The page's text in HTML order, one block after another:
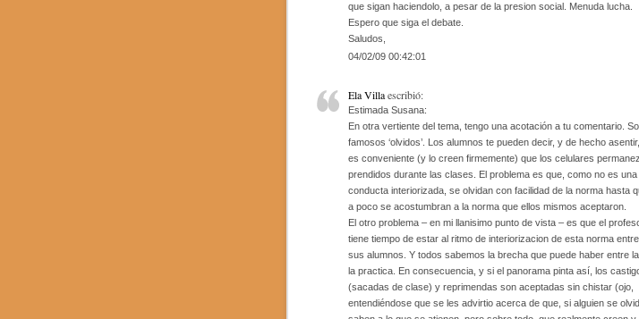
que sigan haciendolo, a pesar de la presion social. Menuda lucha.
Espero que siga el debate.
Saludos,
04/02/09 00:42:01
Ela Villaescribió:
Estimada Susana:
En otra vertiente del tema, tengo una acotación a tu comentario.
famosos ‘olvidos’. Los alumnos te pueden decir, y de hecho
es conveniente (y lo creen firmemente) que los celulares
prendidos durante las clases. El problema es que, como no es una
conducta interiorizada, se olvidan con facilidad de la norma hasta
a poco se acostumbran a la norma que ellos mismos aceptaron.
El otro problema – en mi llanisimo punto de vista – es que el
tiene tiempo de estar al ritmo de interiorizacion de esta norma
sus alumnos. Y todos sabemos la brecha que puede haber entre
la practica. En consecuencia, y si el panorama pinta así, los
(sacadas de clase) y reprimendas son aceptadas sin chistar (ojo,
entendiéndose que se les advirtio acerca de que, si alguien se